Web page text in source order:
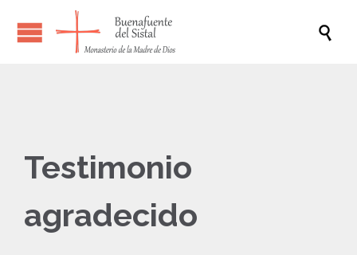

Testimonio
agradecido